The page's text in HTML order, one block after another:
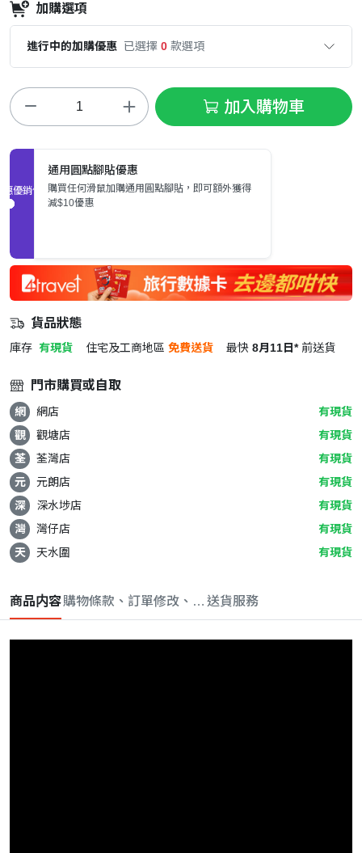
加購選項
進行中的加購優惠 已選擇 0 款選項
加入購物車
促銷優惠
通用圓點腳貼優惠
購買任何滑鼠加購通用圓點腳貼，即可額外獲得
減$10優惠
貨品狀態
庫存 有現貨 住宅及工商地區 免費送貨 最快 8月11日* 前送貨
門市購買或自取
網 網店
有現貨
觀
觀塘店
有現貨
荃
荃灣店
有現貨
元
元朗店
有現貨
深
深水埗店
有現貨
灣
灣仔店
有現貨
天
天水圍 有現貨
商品内容購物條款、訂單修改、取消與退款政策
送貨服務